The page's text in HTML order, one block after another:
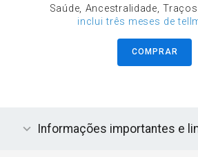
Saúde, Ancestralidade,
inclui três meses de
COMPRAR
Informações importantes e